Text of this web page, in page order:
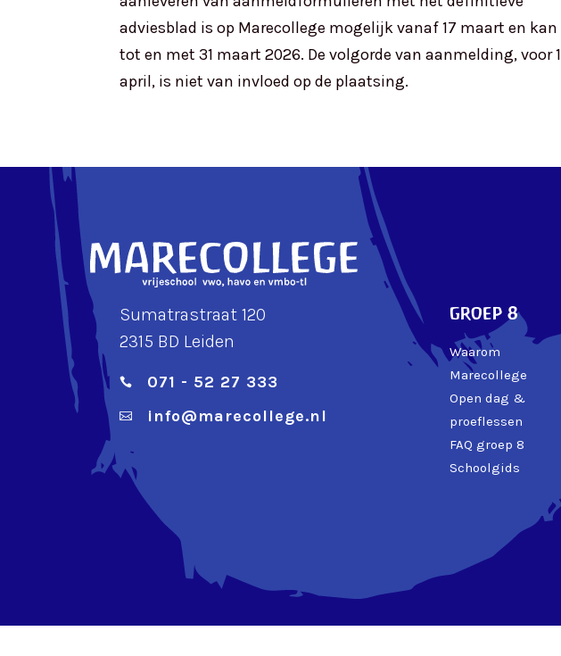
adviesblad is op Marecollege mogelijk vanaf 17 maart en kan
tot en met 31 maart 2026. De volgorde van aanmelding, voor 1
april, is niet van invloed op de plaatsing.
Sumatrastraat 120
2315 BD Leiden
 071 - 52 27 333
 info@marecollege.nl
groep 8
Waarom
Marecollege
Open dag &
proeflessen
FAQ groep 8
Schoolgids